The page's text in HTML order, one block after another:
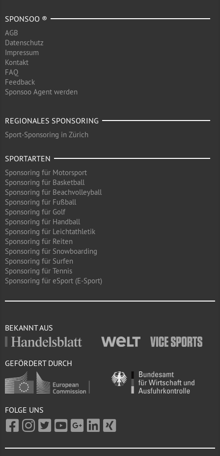
SPONSOO ®
AGB
Datenschutz
Impressum
Kontakt
FAQ
Feedback
Sponsoo Agent werden
REGIONALES SPONSORING
Sport-Sponsoring in Zürich
SPORTARTEN
Sponsoring für Motorsport
Sponsoring für Basketball
Sponsoring für Beachvolleyball
Sponsoring für Fußball
Sponsoring für Golf
Sponsoring für Handball
Sponsoring für Leichtathletik
Sponsoring für Reiten
Sponsoring für Snowboarding
Sponsoring für Surfen
Sponsoring für Tennis
Sponsoring für eSport (E-Sport)
BEKANNT AUS
GEFÖRDERT DURCH
FOLGE UNS